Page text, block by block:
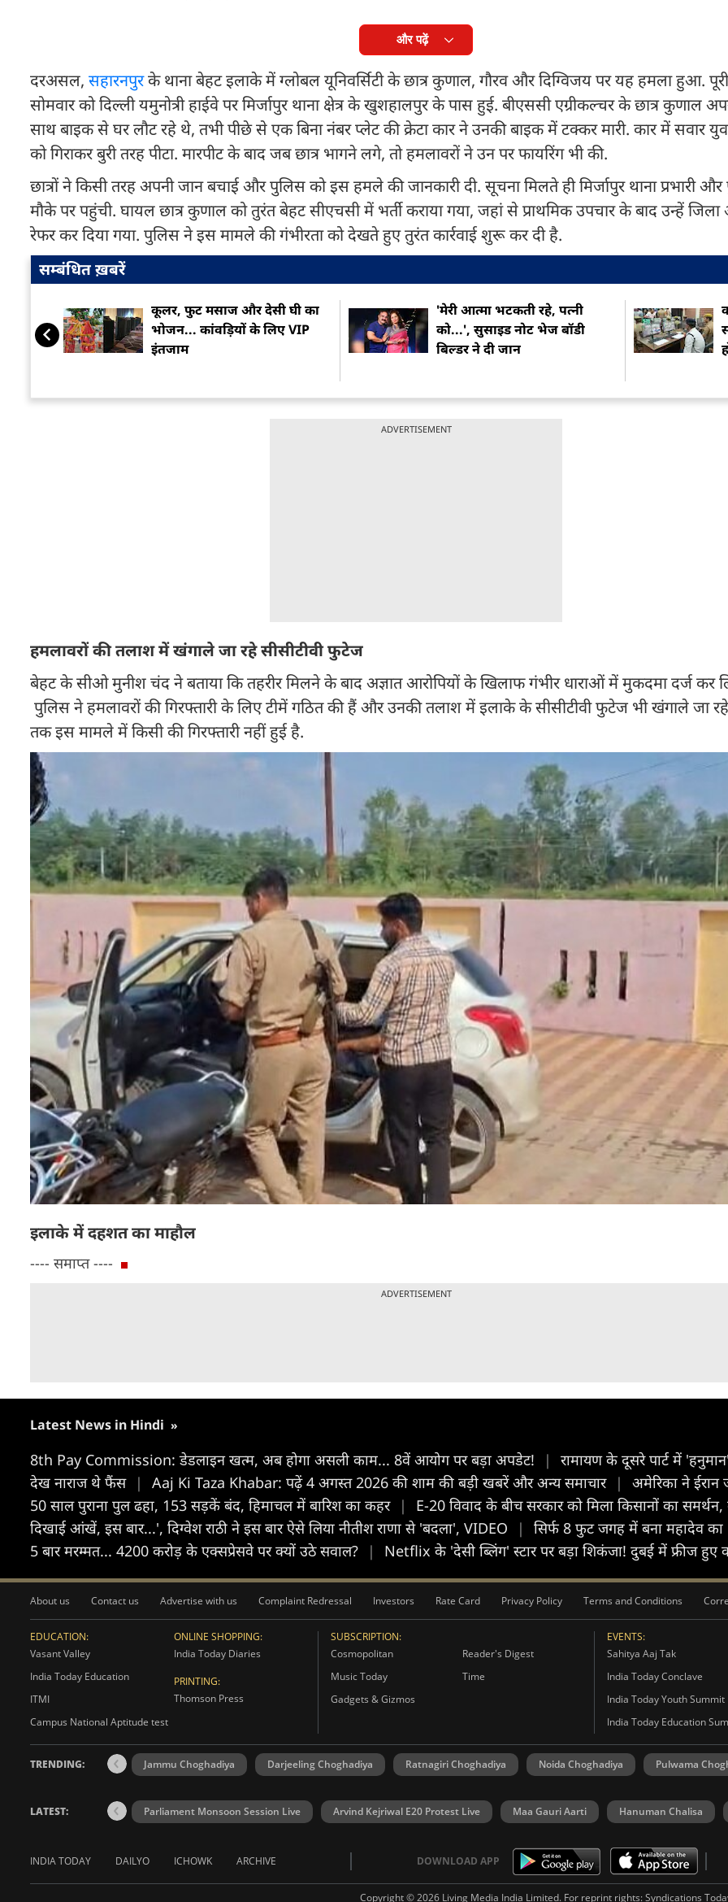
और पढ़ें
दरअसल, सहारनपुरके थाना बेहट इलाके में ग्लोबल यूनिवर्सिटी के छात्र कुणाल, गौरव और दिग्विजय पर यह हमला हुआ.
सोमवार को दिल्ली यमुनोत्री हाईवे पर मिर्जापुर थाना क्षेत्र के खुशहालपुर के पास हुई. बीएससी एग्रीकल्चर के छात्र कुणाल
साथ बाइक से घर लौट रहे थे, तभी पीछे से एक बिना नंबर प्लेट की क्रेटा कार ने उनकी बाइक में टक्कर मारी. कार में सवार
को गिराकर बुरी तरह पीटा. मारपीट के बाद जब छात्र भागने लगे, तो हमलावरों ने उन पर फायरिंग भी की.
छात्रों ने किसी तरह अपनी जान बचाई और पुलिस को इस हमले की जानकारी दी. सूचना मिलते ही मिर्जापुर थाना प्रभारी
मौके पर पहुंची. घायल छात्र कुणाल को तुरंत बेहट सीएचसी में भर्ती कराया गया, जहां से प्राथमिक उपचार के बाद उन्हें
रेफर कर दिया गया. पुलिस ने इस मामले की गंभीरता को देखते हुए तुरंत कार्रवाई शुरू कर दी है.
सम्बंधित ख़बरें
कूलर, फुट मसाज और देसी घी का
भोजन... कांवड़ियों के लिए VIP
इंतजाम
'मेरी आत्मा भटकती रहे, पत्नी
को...', सुसाइड नोट भेज बॉडी
बिल्डर ने दी जान
ADVERTISEMENT
हमलावरों की तलाश में खंगाले जा रहे सीसीटीवी फुटेज
बेहट के सीओ मुनीश चंद ने बताया कि तहरीर मिलने के बाद अज्ञात आरोपियों के खिलाफ गंभीर धाराओं में मुकदमा दर्ज कर
पुलिस ने हमलावरों की गिरफ्तारी के लिए टीमें गठित की हैं और उनकी तलाश में इलाके के सीसीटीवी फुटेज भी खंगाले जा
तक इस मामले में किसी की गिरफ्तारी नहीं हुई है.
इलाके में दहशत का माहौल
---- समाप्त ----
ADVERTISEMENT
Latest News in Hindi »
8th Pay Commission: डेडलाइन खत्‍म, अब होगा असली काम... 8वें आयोग पर बड़ा अपडेट! |
रामायण के दूसरे पार्ट में
देख नाराज थे फैंस | Aaj Ki Taza Khabar: पढ़ें 4 अगस्त 2026 की शाम की बड़ी खबरें और अन्य समाचार | अमेरिका ने ईरान
50 साल पुराना पुल ढहा, 153 सड़कें बंद, हिमाचल में बारिश का कहर | E-20 विवाद के बीच सरकार को मिला किसानों का
दिखाई आंखें, इस बार...', दिग्वेश राठी ने इस बार ऐसे लिया नीतीश राणा से 'बदला', VIDEO
| सिर्फ 8 फुट जगह में बना महादेव
5 बार मरम्मत... 4200 करोड़ के एक्सप्रेसवे पर क्यों उठे सवाल?
| Netflix के 'देसी ब्लिंग' स्टार पर बड़ा शिकंजा! दुबई में फ्रीज
About us Contact us Advertise with us Complaint Redressal Investors Rate Card Privacy Policy Terms and Conditions
EDUCATION:
Vasant Valley
India Today Education
ITMI
Campus National Aptitude test
ONLINE SHOPPING:
India Today Diaries
PRINTING:
Thomson Press
SUBSCRIPTION:
Cosmopolitan
Reader's Digest
Music Today
Time
Gadgets & Gizmos
EVENTS:
Sahitya Aaj Tak
India Today Conclave
India Today Youth Summit
India Today Education
TRENDING: Jammu Choghadiya Darjeeling Choghadiya Ratnagiri Choghadiya Noida Choghadiya Pulwama
LATEST: Parliament Monsoon Session Live Arvind Kejriwal E20 Protest Live Maa Gauri Aarti Hanuman Chalisa
INDIA TODAY DAILYO ICHOWK ARCHIVE DOWNLOAD APP
Copyright © 2026 Living Media India Limited. For reprint rights:Syndications